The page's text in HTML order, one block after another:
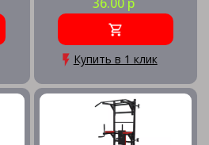
Купить в 1 клик